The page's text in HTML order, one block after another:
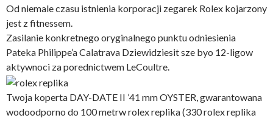
Od niemale czasu istnienia korporacji zegarek Rolex kojarzony
jest z fitnessem.
Zasilanie konkretnego oryginalnego punktu odniesienia
Pateka Philippe’a Calatrava Dziewidziesit sze byo 12-ligow
aktywnoci za porednictwem LeCoultre.
Twoja koperta DAY-DATE II ’41 mm OYSTER, gwarantowana
wodoodporno do 100 metrw rolex replika (330 rolex replika